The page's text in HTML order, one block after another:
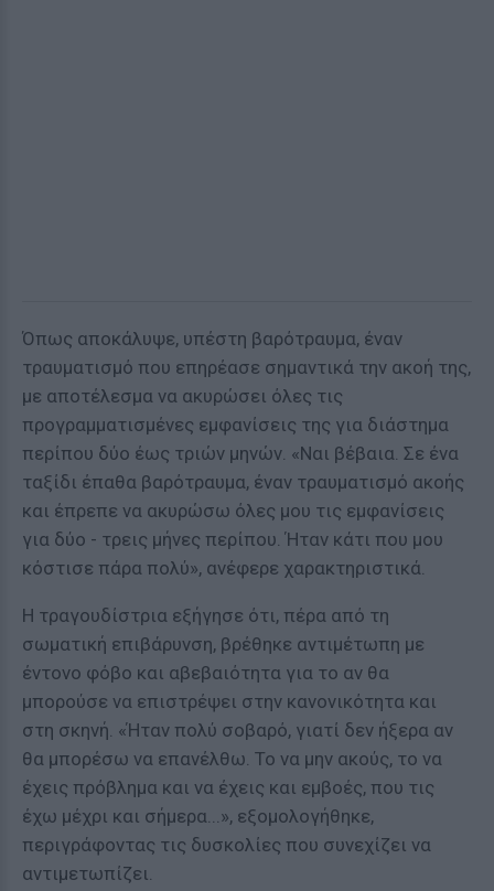
Όπως αποκάλυψε, υπέστη βαρότραυμα, έναν
τραυματισμό που επηρέασε σημαντικά την ακοή της,
με αποτέλεσμα να ακυρώσει όλες τις
προγραμματισμένες εμφανίσεις της για διάστημα
περίπου δύο έως τριών μηνών. «Ναι βέβαια. Σε ένα
ταξίδι έπαθα βαρότραυμα, έναν τραυματισμό ακοής
και έπρεπε να ακυρώσω όλες μου τις εμφανίσεις
για δύο - τρεις μήνες περίπου. Ήταν κάτι που μου
κόστισε πάρα πολύ», ανέφερε χαρακτηριστικά.
Η τραγουδίστρια εξήγησε ότι, πέρα από τη
σωματική επιβάρυνση, βρέθηκε αντιμέτωπη με
έντονο φόβο και αβεβαιότητα για το αν θα
μπορούσε να επιστρέψει στην κανονικότητα και
στη σκηνή. «Ήταν πολύ σοβαρό, γιατί δεν ήξερα αν
θα μπορέσω να επανέλθω. Το να μην ακούς, το να
έχεις πρόβλημα και να έχεις και εμβοές, που τις
έχω μέχρι και σήμερα...», εξομολογήθηκε,
περιγράφοντας τις δυσκολίες που συνεχίζει να
αντιμετωπίζει.